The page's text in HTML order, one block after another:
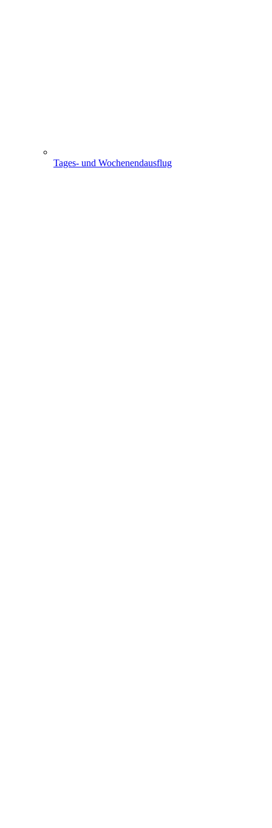
Tages- und Wochenendausflug